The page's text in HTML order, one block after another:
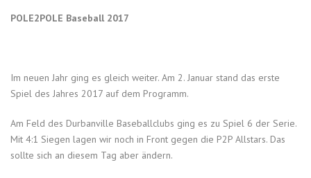
POLE2POLE Baseball 2017
Im neuen Jahr ging es gleich weiter. Am 2. Januar stand das erste
Spiel des Jahres 2017 auf dem Programm.
Am Feld des Durbanville Baseballclubs ging es zu Spiel 6 der Serie.
Mit 4:1 Siegen lagen wir noch in Front gegen die P2P Allstars. Das
sollte sich an diesem Tag aber ändern.